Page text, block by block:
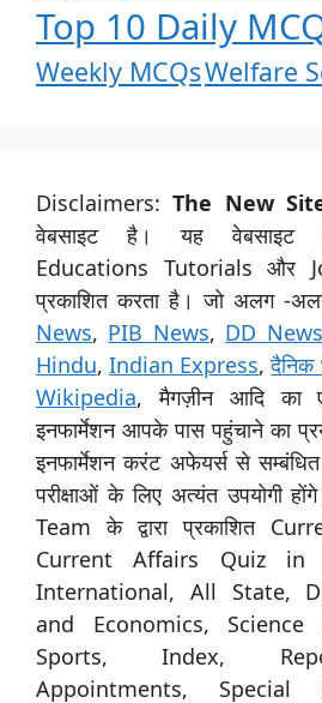
Top 10 Daily
Weekly MCQsWelfare
Disclaimers:The New
वेबसाइट है। यह वेबसाइट
Educations Tutorials और
प्रकाशित करता है। जो अलग -
News, PIB News, DD News
Hindu,Indian Express,दैनिक
Wikipedia, मैगज़ीन आदि का
इनफार्मेशन आपके पास पहुंचाने का
इनफार्मेशन करंट अफेयर्स से सम्बंधित
परीक्षाओं के लिए अत्यंत उपयोगी
Team के द्वारा प्रकाशित
Current Affairs Quiz in
International, All State,
and Economics, Science
Sports, Index,
Appointments, Special